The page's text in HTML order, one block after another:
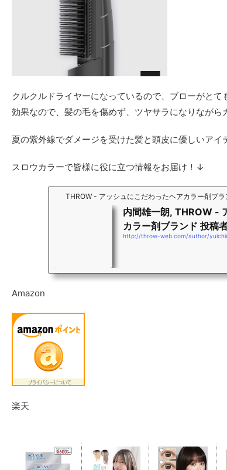
クルクルドライヤーになっているので、ブローがと
効果なので、髪の毛を傷めず、ツヤサラになりなが
夏の紫外線でダメージを受けた髪と頭皮に優しいアイ
スロウカラーで皆様に役に立つ情報をお届け！↓
THROW - アッシュにこだわったヘアカラー剤ブラ
内間雄一朗, THROW -
カラー剤ブランド 投稿
http://throw-web.com/author/
Amazon
楽天